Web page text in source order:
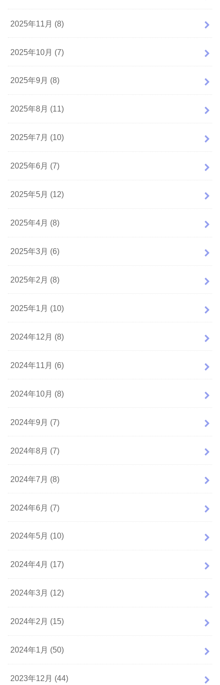
2025年11月 (8)
2025年10月 (7)
2025年9月 (8)
2025年8月 (11)
2025年7月 (10)
2025年6月 (7)
2025年5月 (12)
2025年4月 (8)
2025年3月 (6)
2025年2月 (8)
2025年1月 (10)
2024年12月 (8)
2024年11月 (6)
2024年10月 (8)
2024年9月 (7)
2024年8月 (7)
2024年7月 (8)
2024年6月 (7)
2024年5月 (10)
2024年4月 (17)
2024年3月 (12)
2024年2月 (15)
2024年1月 (50)
2023年12月 (44)